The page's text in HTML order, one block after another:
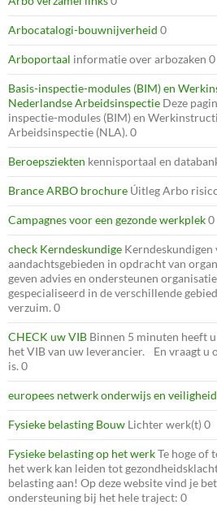
Arbocatalogi-bouwnijverheid 0
Arboportaal informatie over arbozaken 0
Basis-inspectie-modules (BIM) en
Nederlandse Arbeidsinspectie Deze
inspectie-modules (BIM) en
Arbeidsinspectie (NLA). 0
Beroepsziekten kennisportaal en
Brance ARBO brochure Úitleg Arbo
Campagnes voor een gezonde werkplek0
check Kerndeskundige Kerndeskundigen
aandachtsgebieden in opdracht van
geven advies en ondersteunen
gespecialiseerd in de verschillende
verzuim. 0
CHECK uw VIB Binnen 5 minuten heeft
het VIB van uw leverancier. En vraagt u
is. 0
europees netwerk onderwijs en veiligheid
Fysieke belasting Bouw Lichter werk(t) 0
Fysieke belasting op het werkTe hoge of
het werk kan leiden tot
belasting aan! Op deze website vind je
ondersteuning bij het hele traject: 0